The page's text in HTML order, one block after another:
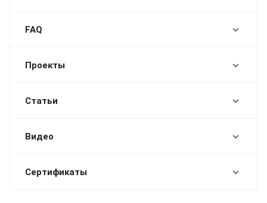
FAQ
Проекты
Статьи
Видео
Сертификаты